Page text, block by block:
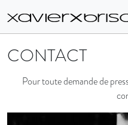
CONTACT
Pour toute demande de